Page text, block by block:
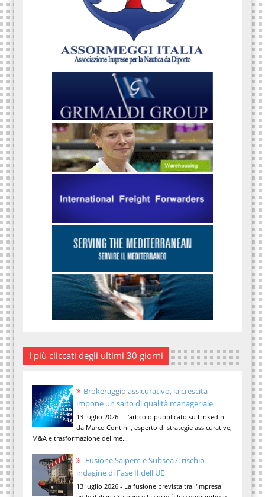
I più cliccati degli ultimi 30 giorni
Brokeraggio assicurativo, la crescita
impone un salto di qualità manageriale
13 luglio 2026 - L'articolo pubblicato su LinkedIn
da Marco Contini , esperto di strategie assicurative,
M&A e trasformazione del me...
Fusione Saipem e Subsea7: rischio
indagine di Fase II dell'UE
13 luglio 2026 - La fusione prevista tra l'impresa